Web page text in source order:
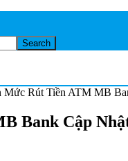
Mức Rút Tiền ATM MB
Bank Cập